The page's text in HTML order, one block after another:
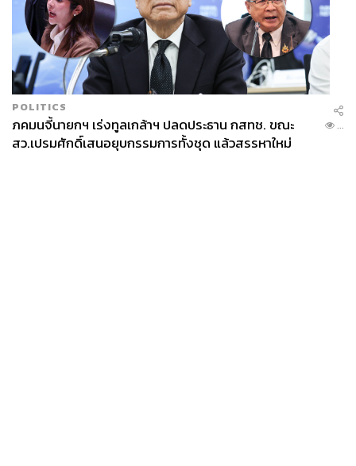
POLITICS
ภคมนจี้นายกฯ เร่งทูลเกล้าฯ ปลดประธาน กสทช. ขณะ
สว.เปรมศักดิ์เสนอยุบกรรมการทั้งชุด แล้วสรรหาใหม่
...